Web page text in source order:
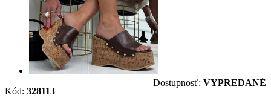
Kód: 328113
Dostupnosť: VYPREDANÉ